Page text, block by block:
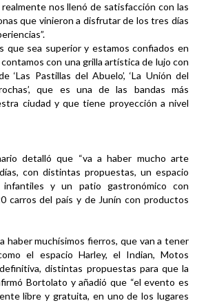
nos llenó de satisfacción con las
que vinieron a disfrutar de los tres días
que sea superior y estamos confiados en
con una grilla artística de lujo con
‘Las Pastillas del Abuelo’, ‘La Unión del
que es una de las bandas más
ciudad y que tiene proyección a nivel
detalló que “va a haber mucho arte
con distintas propuestas, un espacio
y un patio gastronómico con
carros del país y de Junín con productos
haber muchísimos fierros, que van a tener
el espacio Harley, el Indian, Motos
distintas propuestas para que la
Bortolato y añadió que “el evento es
libre y gratuita, en uno de los lugares